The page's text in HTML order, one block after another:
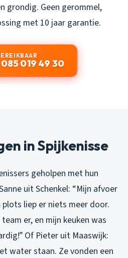
grondig. Geen gerommel,
met 10 jaar garantie.
085 019 49 30
in Spijkenisse
geholpen met hun
uit Schenkel: “Mijn afvoer
liep er niets meer door.
er, en mijn keuken was
Of Pieter uit Maaswijk:
water staan. Ze vonden een